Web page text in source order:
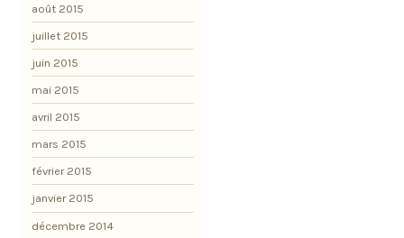
août 2015
juillet 2015
juin 2015
mai 2015
avril 2015
mars 2015
février 2015
janvier 2015
décembre 2014